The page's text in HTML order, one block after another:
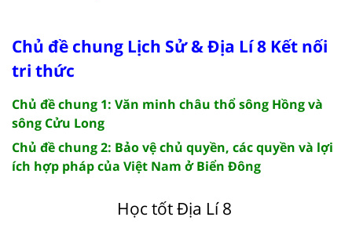
Chủ đề chung Lịch Sử & Địa Lí 8 Kết nối
tri thức
Chủ đề chung 1: Văn minh châu thổ sông Hồng và
sông Cửu Long
Chủ đề chung 2: Bảo vệ chủ quyền, các quyền và lợi
ích hợp pháp của Việt Nam ở Biển Đông
Học tốt Địa Lí 8